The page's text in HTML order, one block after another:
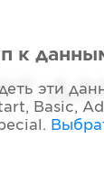
к
эти
Basic,
.